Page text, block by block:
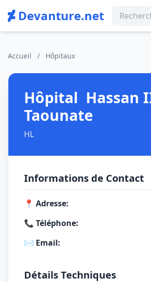
Devanture.net
Accueil / Hôpitaux
Hôpital Hassan
Taounate
HL
Informations de Contact
📍 Adresse:
📞 Téléphone:
✉️ Email:
Détails Techniques